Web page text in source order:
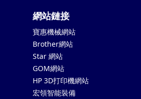
網站鏈接
寶惠機械網站
Brother網站
Star 網站
GOM網站
HP 3D打印機網站
宏領智能裝備